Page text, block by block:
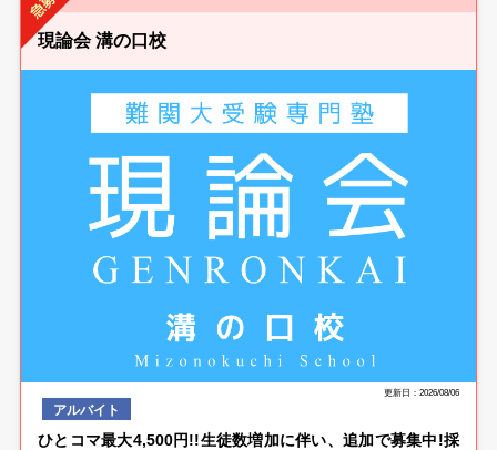
現論会 溝の口校
更新日：2026/08/06
アルバイト
ひとコマ最大4,500円!!生徒数増加に伴い、追加で募集中!採